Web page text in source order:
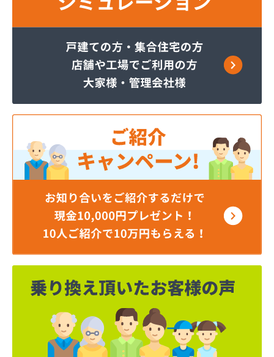
株式会社JAエルサポート 県東支店
株式会社JAエルサポート 日光営業所
株式会社JAエルサポート
株式会社JAエルサポート 県北支店
株式会社MIKANE
株式会社TOKAI 小山支店
株式会社TOKAI 那須支店
株式会社あいづや
株式会社イイジマ
株式会社エコファースト
株式会社エス・ケーガス
株式会社エネサンスサービス
株式会社エルピオ 宇都宮営業所
株式会社オオイデ
株式会社ガスパル 宇都宮販売所
株式会社ガスパル 那須販売所
株式会社キクチ
株式会社クレックス 宇都宮営業所
株式会社クレックス 那須塩原営業所
株式会社グローバルエナジー